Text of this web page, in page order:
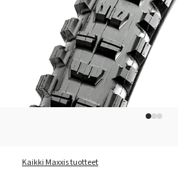
Kaikki Maxxis tuotteet